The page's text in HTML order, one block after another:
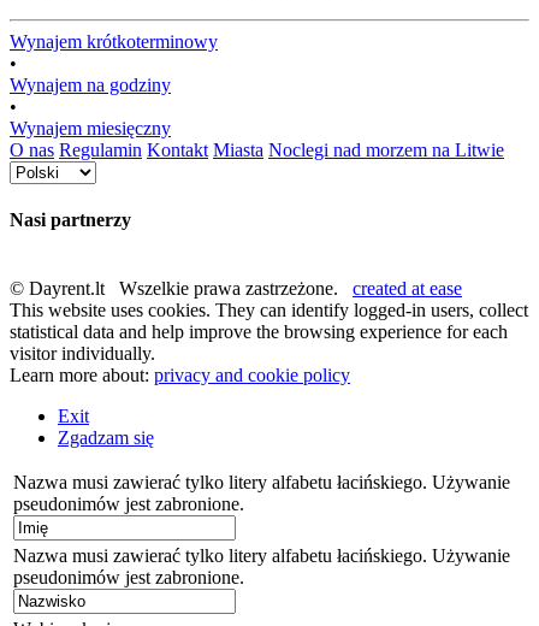
Wynajem krótkoterminowy
•
Wynajem na godziny
•
Wynajem miesięczny
O nas Regulamin Kontakt Miasta Noclegi nad morzem na Litwie
Nasi partnerzy
© Dayrent.lt Wszelkie prawa zastrzeżone. created at ease
This website uses cookies. They can identify logged-in users, collect
statistical data and help improve the browsing experience for each
visitor individually.
Learn more about: privacy and cookie policy
Exit
Zgadzam się
Nazwa musi zawierać tylko litery alfabetu łacińskiego. Używanie
pseudonimów jest zabronione.
Nazwa musi zawierać tylko litery alfabetu łacińskiego. Używanie
pseudonimów jest zabronione.